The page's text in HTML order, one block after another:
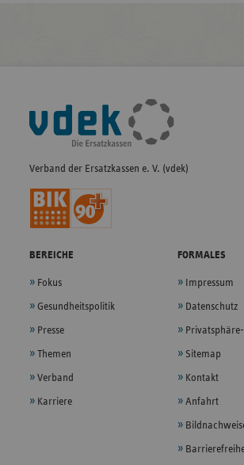
Fußleisten-
Navigation
Verband der Ersatzkassen e. V. (vdek)
BEREICHE
Fokus
Gesundheitspolitik
Presse
Themen
Verband
Karriere
FORMALES
Impressum
Datenschutz
Sitemap
Kontakt
Anfahrt